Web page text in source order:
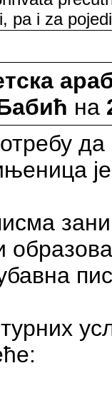
pa i za
на